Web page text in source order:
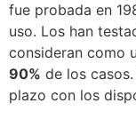
fue probada en
uso. Los han
consideran como
90% de los
plazo con los